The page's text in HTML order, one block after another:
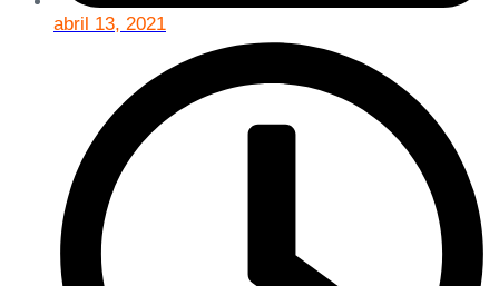
abril 13, 2021